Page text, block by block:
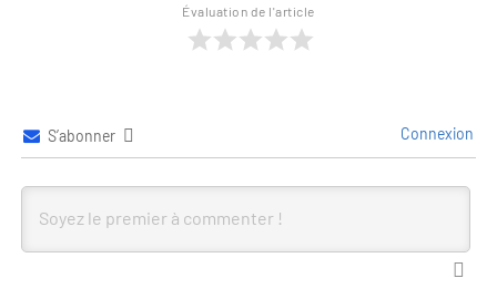
Évaluation de l'article
S’abonner Connexion